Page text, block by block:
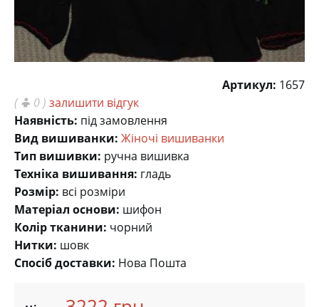
Артикул: 1657
(
0 ) залишити відгук
Наявність: під замовлення
Вид вишиванки: Жіночі вишиванки
Тип вишивки: ручна вишивка
Техніка вишивання: гладь
Розмір: всі розміри
Матеріал основи: шифон
Колір тканини: чорний
Нитки: шовк
Спосіб доставки: Нова Пошта